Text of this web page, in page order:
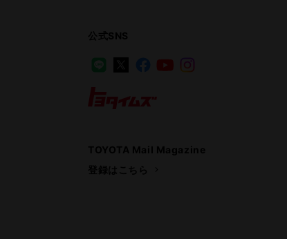
公式SNS
LINE Facebook
YouTube
TOYOTA Mail Magazine
登録はこちら